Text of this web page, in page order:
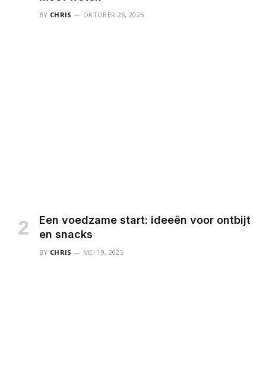
BY CHRIS OKTOBER 26, 2025
Een voedzame start: ideeën voor ontbijt
en snacks
BY CHRIS MEI 19, 2025